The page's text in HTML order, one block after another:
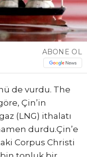
ABONE OL
de vurdu. The
Çin’in
(LNG) ithalatı
durdu.Çin’e
Corpus Christi